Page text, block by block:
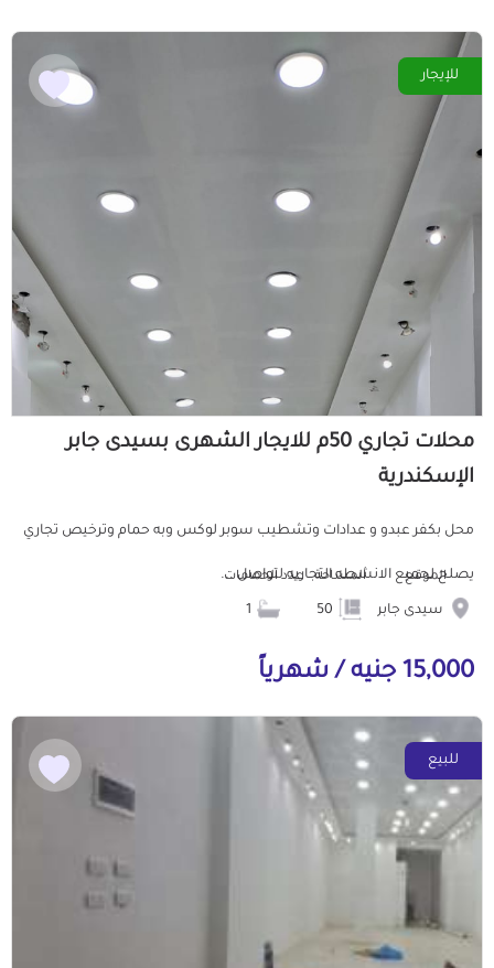
للإيجار
محلات تجاري 50م للايجار الشهرى بسيدى جابر
الإسكندرية
محل بكفر عبدو و عدادات وتشطيب سوبر لوكس وبه حمام وترخيص تجاري
يصلح لجميع الانشطه التجاريه لتواصل ...
الموقع
سيدى جابر
المساحة عدد الحمامات
15,000 جنيه / شهرياً
للبيع